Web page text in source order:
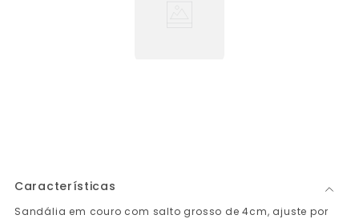
Características
Sandália em couro com salto grosso de 4cm, ajuste por